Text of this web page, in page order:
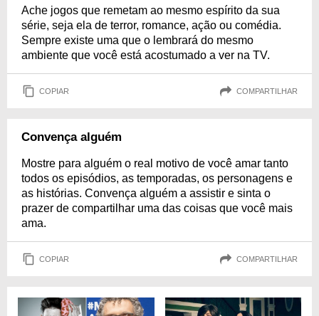
Ache jogos que remetam ao mesmo espírito da sua
série, seja ela de terror, romance, ação ou comédia.
Sempre existe uma que o lembrará do mesmo
ambiente que você está acostumado a ver na TV.
COPIAR COMPARTILHAR
Convença alguém
Mostre para alguém o real motivo de você amar tanto
todos os episódios, as temporadas, os personagens e
as histórias. Convença alguém a assistir e sinta o
prazer de compartilhar uma das coisas que você mais
ama.
COPIAR COMPARTILHAR